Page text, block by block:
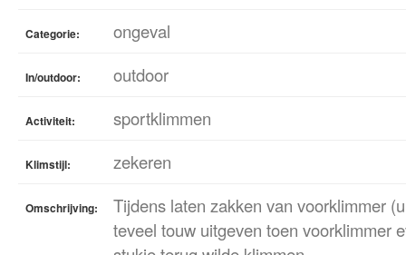
Categorie: ongeval
In/outdoor: outdoor
Activiteit: sportklimmen
Klimstijl: zekeren
Omschrijving:
Tijdens laten zakken van voorklimmer
teveel touw uitgeven toen voorklimmer